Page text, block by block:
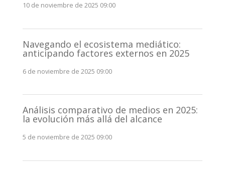
10 de noviembre de 2025 09:00
Navegando el ecosistema mediático:
anticipando factores externos en 2025
6 de noviembre de 2025 09:00
Análisis comparativo de medios en 2025:
la evolución más allá del alcance
5 de noviembre de 2025 09:00